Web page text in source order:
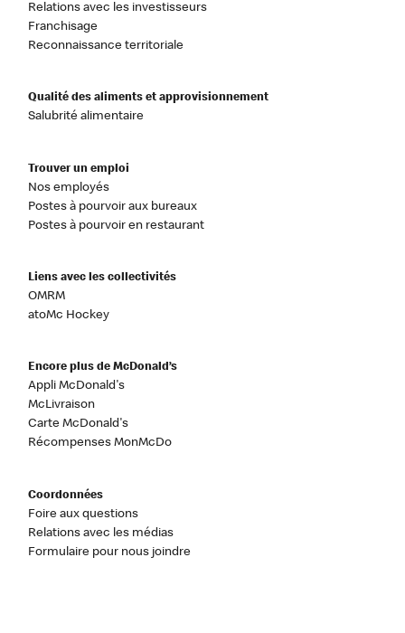
Relations avec les investisseurs
Franchisage
Reconnaissance territoriale
Qualité des aliments et approvisionnement
Salubrité alimentaire
Trouver un emploi
Nos employés
Postes à pourvoir aux bureaux
Postes à pourvoir en restaurant
Liens avec les collectivités
OMRM
atoMc Hockey
Encore plus de McDonald’s
Appli McDonald's
McLivraison
Carte McDonald's
Récompenses MonMcDo
Coordonnées
Foire aux questions
Relations avec les médias
Formulaire pour nous joindre